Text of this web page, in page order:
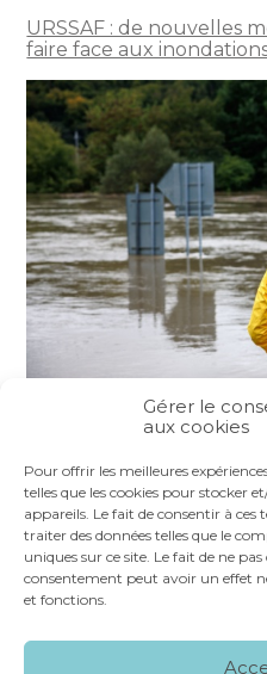
Gérer le
aux cookies
Pour offrir les meilleures
telles que les cookies pour stocker
appareils. Le fait de consentir à
traiter des données telles que le
uniques sur ce site. Le fait de ne
consentement peut avoir un effet
et fonctions.
URSSAF : de nouvelles
faire face aux
FaceBook
TwitterLinkedIn
Footer
NOS